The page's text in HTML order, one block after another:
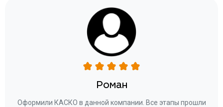
Роман
Оформили КАСКО в данной компании. Все этапы прошли